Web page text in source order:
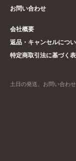
お問い合わせ
会社概要
返品・キャンセルにつ
特定商取引法に基づく
土日の発送、お問い合わ